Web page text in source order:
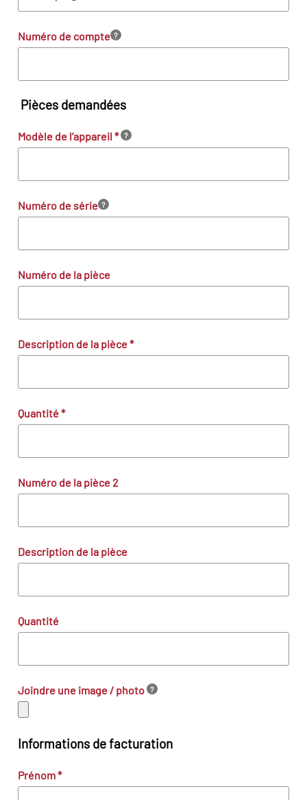
Numéro de compte ?
Pièces demandées
Modèle de l’appareil * ?
Numéro de série ?
Numéro de la pièce
Description de la pièce*
Quantité*
Numéro de la pièce 2
Description de la pièce
Quantité
Joindre une image / photo ?
Informations de facturation
Prénom*